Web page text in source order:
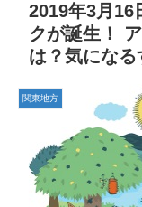
2019年3月16
クが誕生！
は？気になる
関東地方